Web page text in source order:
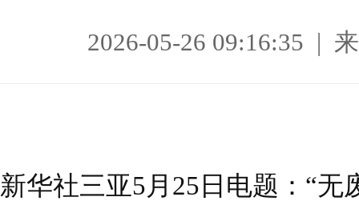
2026-05-26 09:16:35 |
新华社三亚5月25日电题：“